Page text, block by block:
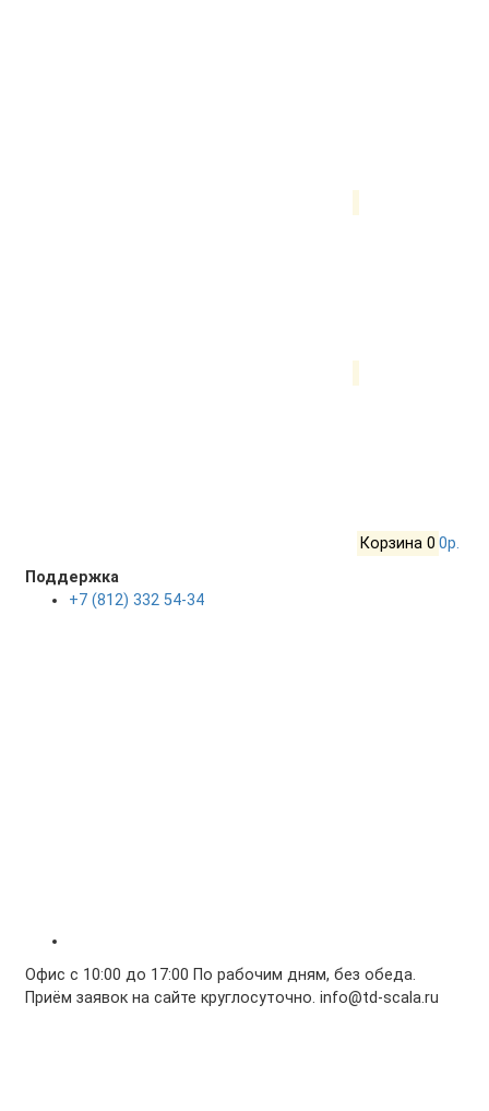
Корзина 0 0р.
Поддержка
+7 (812) 332 54-34
Офис с 10:00 до 17:00 По рабочим дням, без обеда.
Приём заявок на сайте круглосуточно. info@td-scala.ru